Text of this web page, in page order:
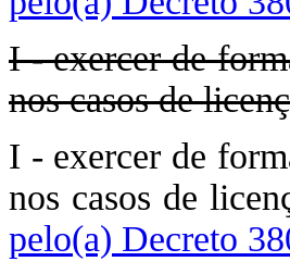
I - exercer de
nos casos de
I - exercer de
nos casos de
pelo(a) Decreto